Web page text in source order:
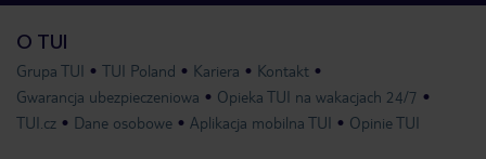
O TUI
Grupa TUI TUI Poland Kariera
Kontakt
Gwarancja ubezpieczeniowa
Opieka TUI na wakacjach 24/7
TUI.cz
Dane osobowe Aplikacja mobilna TUI Opinie TUI